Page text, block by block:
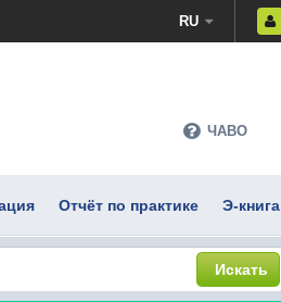
RU
ЧАВО
Отчёт по практике Э-книга
Искать